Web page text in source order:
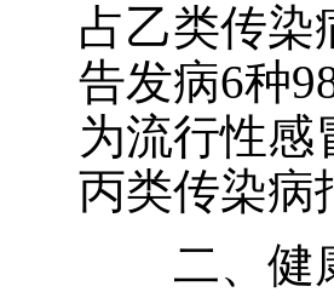
占乙类传染
告发病6种
为流行性感
丙类传染病
二、健